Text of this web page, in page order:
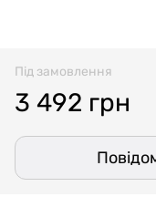
Під замовлення
3 492 грн